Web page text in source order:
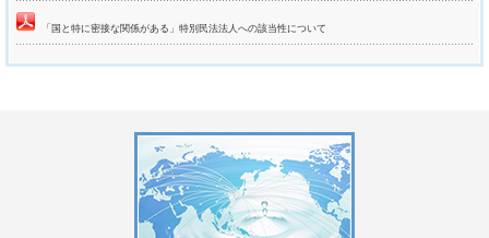
「国と特に密接な関係がある」特別民法法人への該当性について